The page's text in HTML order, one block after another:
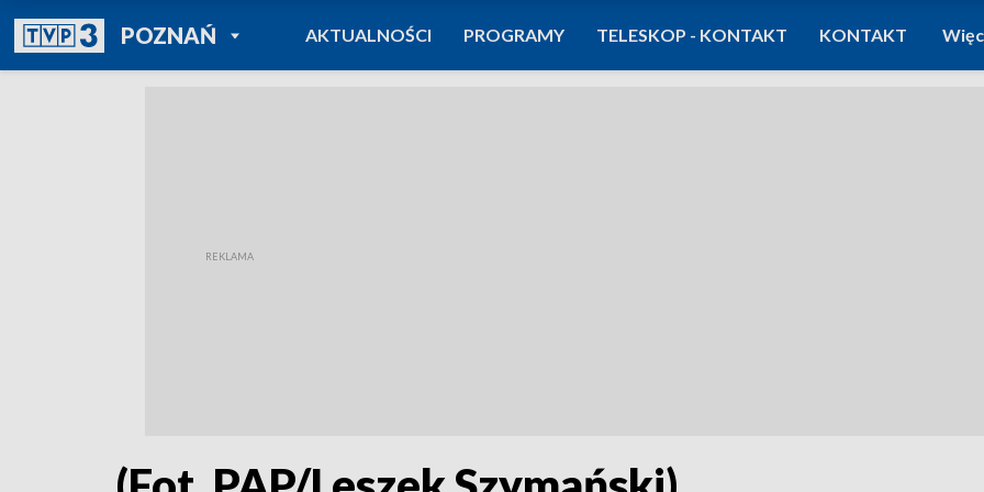
POZNAŃPOWRÓT DO
TVP REGIONY
AKTUALNOŚCI PROGRAMY TELESKOP - KONTAKT KONTAKT